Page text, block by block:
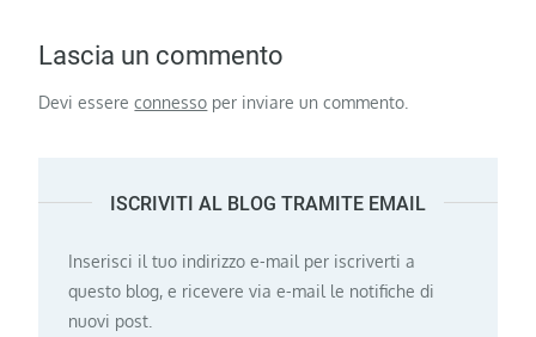
Lascia un commento
Devi essereconnesso per inviare un commento.
ISCRIVITI AL BLOG TRAMITE EMAIL
Inserisci il tuo indirizzo e-mail per iscriverti a
questo blog, e ricevere via e-mail le notifiche di
nuovi post.